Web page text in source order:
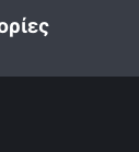
Πλανήτες